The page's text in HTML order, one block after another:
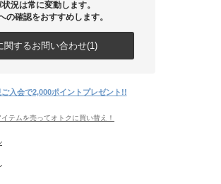
況は常に変動します。
の確認をおすすめします。
関するお問い合わせ(1)
ご入会で2,000ポイントプレゼント!!
テムを売ってオトクに買い替え！